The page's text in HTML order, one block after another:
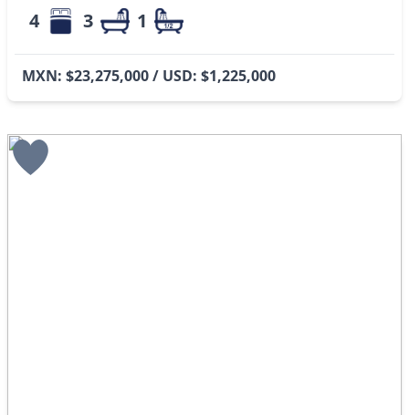
4 3 1
MXN: $23,275,000 / USD: $1,225,000